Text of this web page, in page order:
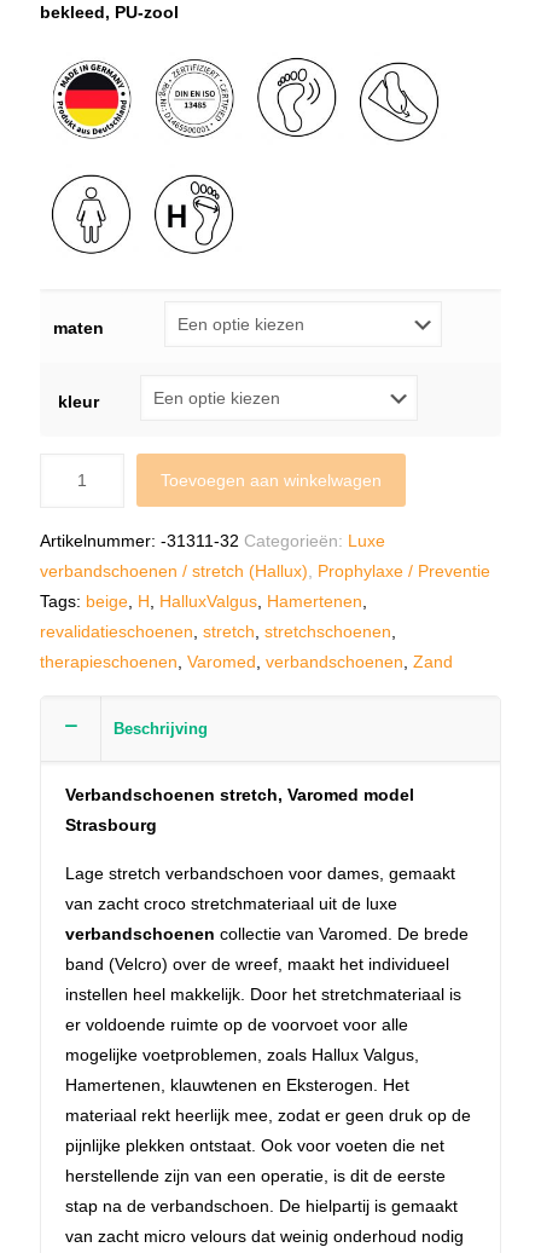
bekleed, PU-zool
maten
kleur
Toevoegen aan winkelwagen
Artikelnummer: -31311-32 Categorieën: Luxe
verbandschoenen / stretch (Hallux)
Prophylaxe / Preventie
Tags: beige H HalluxValgus Hamertenen
revalidatieschoenen stretch stretchschoenen
therapieschoenen Varomed verbandschoenen Zand
Beschrijving
Verbandschoenen stretch, Varomed model
Strasbourg
Lage stretch verbandschoen voor dames, gemaakt
van zacht croco stretchmateriaal uit de luxe
verbandschoenen collectie van Varomed. De brede
band (Velcro) over de wreef, maakt het individueel
instellen heel makkelijk. Door het stretchmateriaal is
er voldoende ruimte op de voorvoet voor alle
mogelijke voetproblemen, zoals Hallux Valgus,
Hamertenen, klauwtenen en Eksterogen. Het
materiaal rekt heerlijk mee, zodat er geen druk op de
pijnlijke plekken ontstaat. Ook voor voeten die net
herstellende zijn van een operatie, is dit de eerste
stap na de verbandschoen. De hielpartij is gemaakt
van zacht micro velours dat weinig onderhoud nodig